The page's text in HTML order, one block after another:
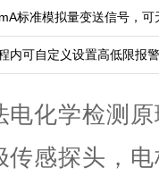
标准模拟量变送信号，
内可自定义设置高低限报
电化学检测
传感探头，